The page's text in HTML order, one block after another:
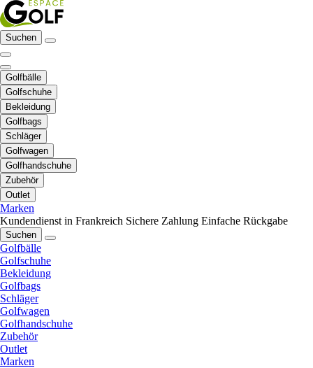
Suchen
Golfbälle
Golfschuhe
Bekleidung
Golfbags
Schläger
Golfwagen
Golfhandschuhe
Zubehör
Outlet
Marken
Kundendienst in Frankreich Sichere Zahlung Einfache Rückgabe
Suchen
Golfbälle
Golfschuhe
Bekleidung
Golfbags
Schläger
Golfwagen
Golfhandschuhe
Zubehör
Outlet
Marken